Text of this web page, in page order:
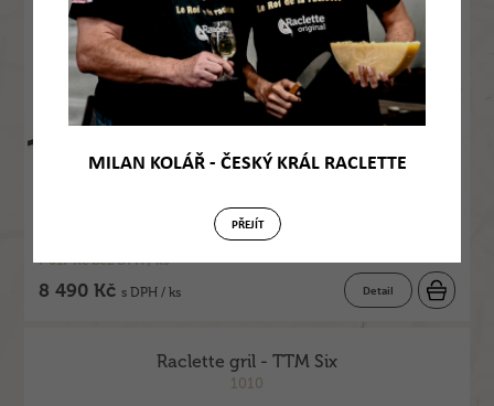
MILAN KOLÁŘ - ČESKÝ KRÁL RACLETTE
PŘEJÍT
7 017 Kč bez DPH / ks
8 490 Kčs DPH / ks Detail
Raclette gril - TTM Six
1010